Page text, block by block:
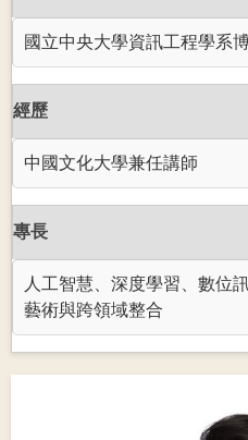
國立中央大學資訊工程學系
經歷
中國文化大學兼任講師
專長
人工智慧、深度學習、數位
藝術與跨領域整合